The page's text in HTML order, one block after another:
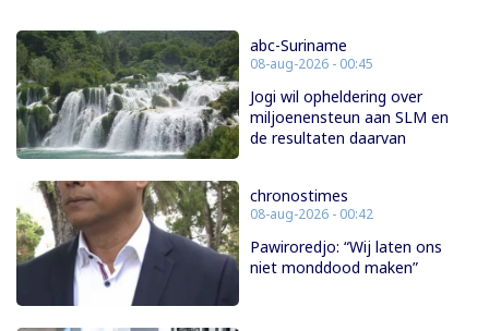
abc-Suriname
08-aug-2026 - 00:45
Jogi wil opheldering over
miljoenensteun aan SLM en
de resultaten daarvan
chronostimes
08-aug-2026 - 00:42
Pawiroredjo: “Wij laten ons
niet monddood maken”